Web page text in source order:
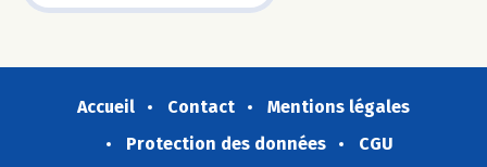
Accueil Contact
Mentions légales
Protection des données
CGU